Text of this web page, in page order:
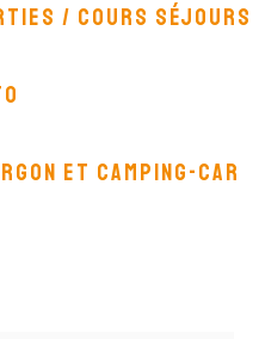
/ COURS SÉJOURS
ET CAMPING-CAR